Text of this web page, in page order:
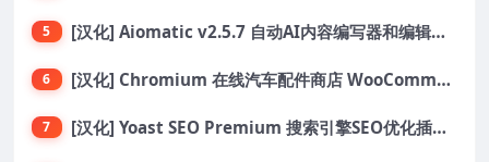
5 [汉化] Aiomatic v2.5.7 自动AI内容编写器和编辑器GPT-3和GPT-4等AI工具包
6 [汉化] Chromium 在线汽车配件商店 WooCommerce 主题 v1.3.28
7 [汉化] Yoast SEO Premium 搜索引擎SEO优化插件+全套扩展附件